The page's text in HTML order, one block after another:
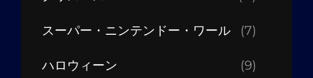
スーパー・ニンテンドー・ワール (7)
ハロウィーン (9)